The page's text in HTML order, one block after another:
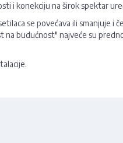
i konekciju na širok spektar
se povećava ili smanjuje i
budućnost" najveće su